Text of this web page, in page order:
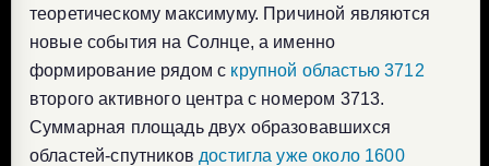
теоретическому максимуму. Причиной являются
новые события на Солнце, а именно
формирование рядом с крупной областью 3712
второго активного центра с номером 3713.
Суммарная площадь двух образовавшихся
областей-спутников достигла уже около 1600